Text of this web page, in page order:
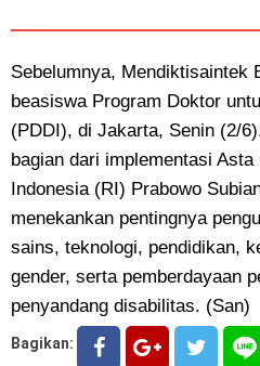
Sebelumnya, Mendiktisaintek
beasiswa Program Doktor
(PDDI), di Jakarta, Senin (2/
bagian dari implementasi
Indonesia (RI) Prabowo
menekankan pentingnya
sains, teknologi, pendidikan,
gender, serta pemberdayaan
penyandang disabilitas. (San)
Bagikan: